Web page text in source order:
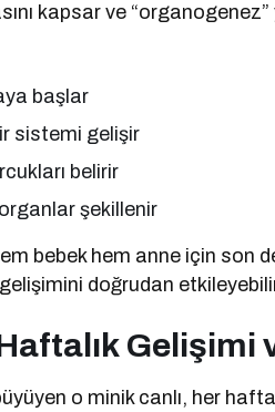
kapsar ve
başlar
sistemi gelişir
belirir
şekillenir
bebek hem anne için
doğrudan
Gelişimi
o minik canlı, her